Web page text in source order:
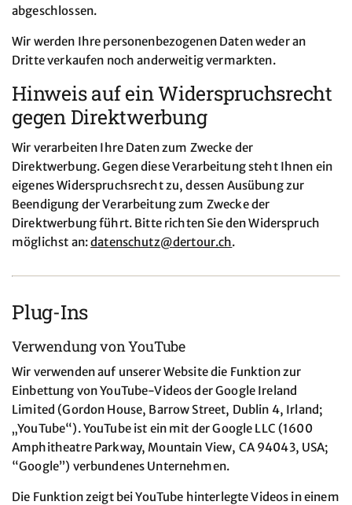
abgeschlossen.
Wir werden Ihre personenbezogenen Daten weder an
Dritte verkaufen noch anderweitig vermarkten.
Hinweis auf ein Widerspruchsrecht
gegen Direktwerbung
Wir verarbeiten Ihre Daten zum Zwecke der
Direktwerbung. Gegen diese Verarbeitung steht Ihnen ein
eigenes Widerspruchsrecht zu, dessen Ausübung zur
Beendigung der Verarbeitung zum Zwecke der
Direktwerbung führt. Bitte richten Sie den Widerspruch
möglichst an:datenschutz@dertour.ch.
Plug-Ins
Verwendung von YouTube
Wir verwenden auf unserer Website die Funktion zur
Einbettung von YouTube-Videos der Google Ireland
Limited (Gordon House, Barrow Street, Dublin 4, Irland;
„YouTube“). YouTube ist ein mit der Google LLC (1600
Amphitheatre Parkway, Mountain View, CA 94043, USA;
“Google”) verbundenes Unternehmen.
Die Funktion zeigt bei YouTube hinterlegte Videos in einem